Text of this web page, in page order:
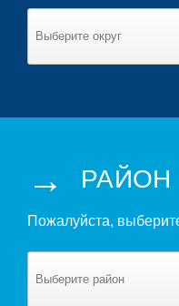
→ РАЙОН
Пожалуйста,